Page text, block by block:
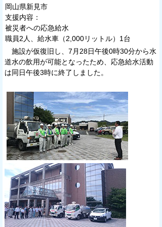
岡山県新見市
支援内容：
被災者への応急給水
職員2人、給水車（2,000リットル）1台
施設が仮復旧し、7月28日午後0時30分から水
道水の飲用が可能となったため、応急給水活動
は同日午後3時に終了しました。